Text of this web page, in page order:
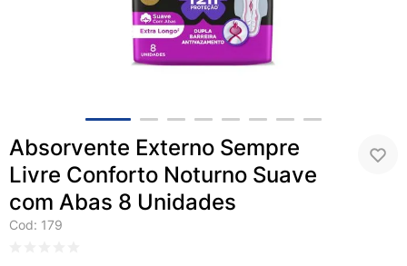
Absorvente Externo Sempre
Livre Conforto Noturno Suave
com Abas 8 Unidades
Cod: 179
admuc
fly gotas
lenço umedecido
10º desodorante